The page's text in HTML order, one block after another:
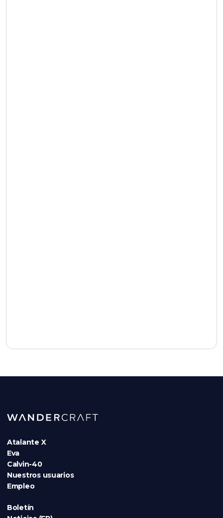
Atalante X
Eva
Calvin-40
Nuestros usuarios
Empleo
Boletín